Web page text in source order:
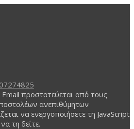
προστατεύεται από τους
ανεπιθύμητων
να ενεργοποιήσετε τη JavaScript
τη δείτε.